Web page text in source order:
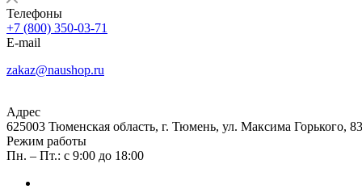
Телефоны
+7 (800) 350-03-71
E-mail
zakaz@naushop.ru
Адрес
625003 Тюменская область, г. Тюмень, ул. Максима Горького,
Режим работы
Пн. – Пт.: с 9:00 до 18:00